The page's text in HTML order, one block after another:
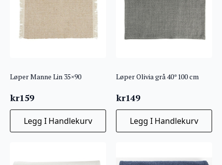
Løper Manne Lin 35×90
kr159
Legg I Handlekurv
Løper Olivia grå 40*100 cm
kr149
Legg I Handlekurv